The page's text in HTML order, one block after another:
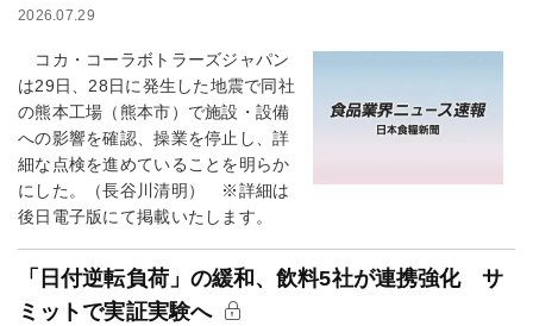
2026.07.29
コカ・コーラボトラーズジャパン
は29日、28日に発生した地震で同社
の熊本工場（熊本市）で施設・設備
への影響を確認、操業を停止し、詳
細な点検を進めていることを明らか
にした。（長谷川清明） ※詳細は
後日電子版にて掲載いたします。
「日付逆転負荷」の緩和、飲料5社が連携強化 サ
ミットで実証実験へ